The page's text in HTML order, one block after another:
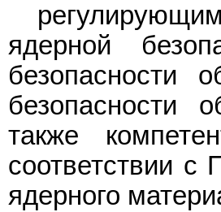
ядерной
безопасности
безопасности
также
соответствии с
ядерного